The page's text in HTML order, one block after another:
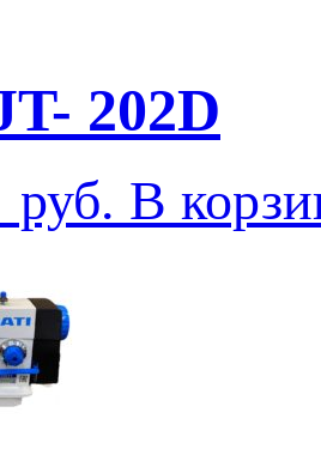
202D
руб. В